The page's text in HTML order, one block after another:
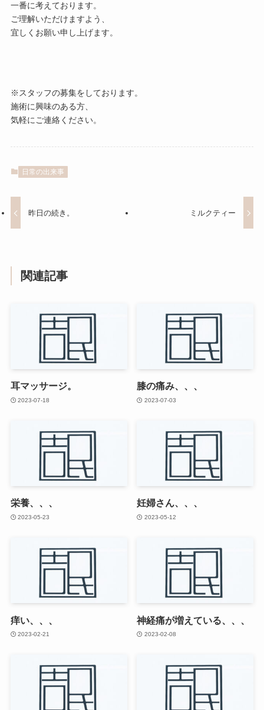
一番に考えております。
ご理解いただけますよう、
宜しくお願い申し上げます。
※スタッフの募集をしております。
施術に興味のある方、
気軽にご連絡ください。
日常の出来事
昨日の続き。 ミルクティー
関連記事
耳マッサージ。
2023-07-18
膝の痛み、、、
2023-07-03
栄養、、、
2023-05-23
妊婦さん、、、
2023-05-12
痒い、、、
2023-02-21
神経痛が増えている、、、
2023-02-08